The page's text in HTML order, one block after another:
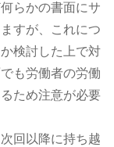
らかの書面にサ
すが、これにつ
検討した上で対
も労働者の労働
ため注意が必要
回以降に持ち越